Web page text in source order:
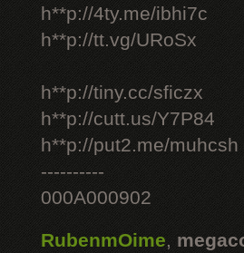
h**p://4ty.me/ibhi7c
h**p://tt.vg/URoSx
h**p://tiny.cc/sficzx
h**p://cutt.us/Y7P84
h**p://put2.me/muhcsh
----------
000A000902
RubenmOime,